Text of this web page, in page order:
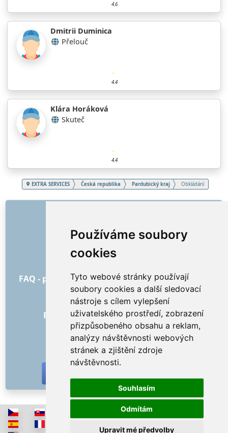
Používáme soubory
cookies
Tyto webové stránky používají
soubory cookies a další sledovací
nástroje s cílem vylepšení
uživatelského prostředí, zobrazení
přizpůsobeného obsahu a reklam,
analýzy návštěvnosti webových
stránek a zjištění zdroje
návštěvnosti.
Souhlasím
Odmítám
Upravit mé předvolby
4.6
Dmitrii Duminica
Přelouč
4.4
Klára Horáková
Skuteč
4.4
EXTRA SERVICES Česká republika Pardubický kraj Obkládání
O nás
Jak to všechno začalo
Ceník
FAQ - pro objednatele FAQ - pro poskytovatele
Reklama a marketing
Blog
Recenze objednávek s hodnocením
Kontakt
SOCIÁLNÍ SÍTĚ